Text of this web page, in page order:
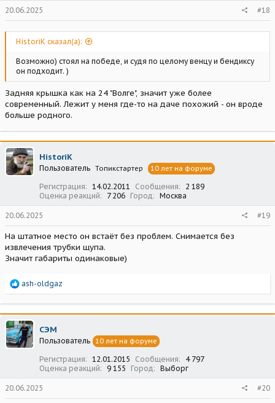
20.06.2025 #18
HistoriK сказал(а):
Возможно) стоял на победе, и судя по целому венцу и бендиксу
он подходит. )
Задняя крышка как на 24 "Волге", значит уже более
современный. Лежит у меня где-то на даче похожий - он вроде
больше родного.
HistoriK
Пользователь Топикстартер 10 лет на форуме
Регистрация 14.02.2011 Сообщения
2 189
Оценка реакций
7 206 Город Москва
20.06.2025 #19
На штатное место он встаёт без проблем. Снимается без
извлечения трубки щупа.
Значит габариты одинаковые)
Р
а
к
ц
и
и
ash-oldgaz
СЭМ
Пользователь 10 лет на форуме
Регистрация 12.01.2015 Сообщения
4 797
Оценка реакций
9 155 Город Выборг
20.06.2025 #20